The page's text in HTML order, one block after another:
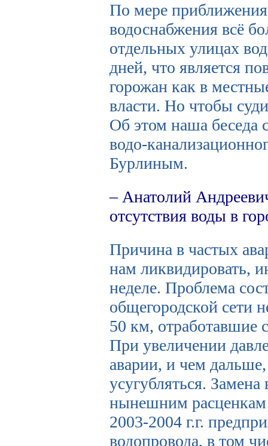
По мере
водоснабжения всё
отдельных улицах
дней, что является
горожан как в
власти. Но чтобы
Об этом наша беседа
водо-
Бурлиным.
– Анатолий
отсутствия воды в
Причина в частых
нам ликвидировать,
неделе. Проблема
общегородской сети
50 км, отработавшие
При увеличении
аварии, и чем
усугубляться.
нынешним расценкам
2003-2004 г.г.
водопровода, в том